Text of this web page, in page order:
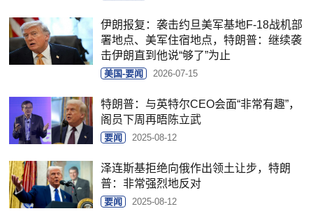
伊朗报复：袭击约旦美军基地F-18战机部
署地点、美军住宿地点，特朗普：继续袭
击伊朗直到他说“够了”为止
美国-要闻 2026-07-15
特朗普：与英特尔CEO会面“非常有趣”，
阁员下周再晤陈立武
要闻 2025-08-12
泽连斯基拒绝向俄作出领土让步，特朗
普：非常强烈地反对
要闻 2025-08-12